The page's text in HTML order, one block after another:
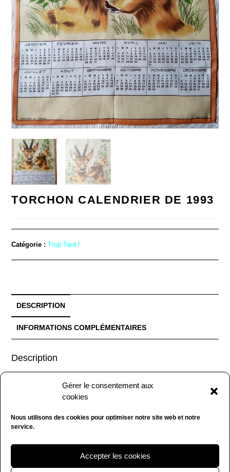
Gérer le consentement aux
cookies
Nous utilisons des cookies pour optimiser notre site web et notre
service.
Accepter les cookies
TORCHON CALENDRIER DE 1993
Catégorie :Trop Tard !
DESCRIPTION
INFORMATIONS COMPLÉMENTAIRES
Description
Torchon calendrier
Torchon en très bon état. (2291-B55).